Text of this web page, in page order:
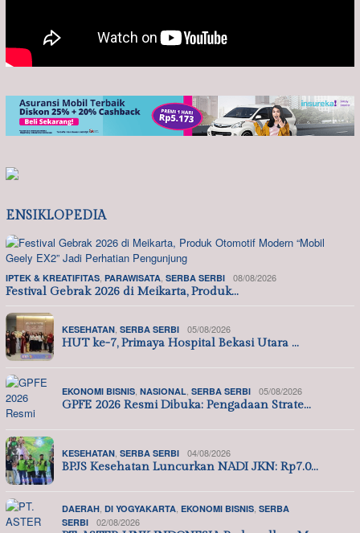
ENSIKLOPEDIA
IPTEK & KREATIFITAS, PARAWISATA, SERBA SERBI 08/08/2026
Festival Gebrak 2026 di Meikarta, Produk…
KESEHATAN, SERBA SERBI 05/08/2026
HUT ke-7, Primaya Hospital Bekasi Utara …
EKONOMI BISNIS, NASIONAL, SERBA SERBI 05/08/2026
GPFE 2026 Resmi Dibuka: Pengadaan Strate…
KESEHATAN, SERBA SERBI 04/08/2026
BPJS Kesehatan Luncurkan NADI JKN: Rp7.0…
DAERAH, DI YOGYAKARTA, EKONOMI BISNIS, SERBA
SERBI
02/08/2026